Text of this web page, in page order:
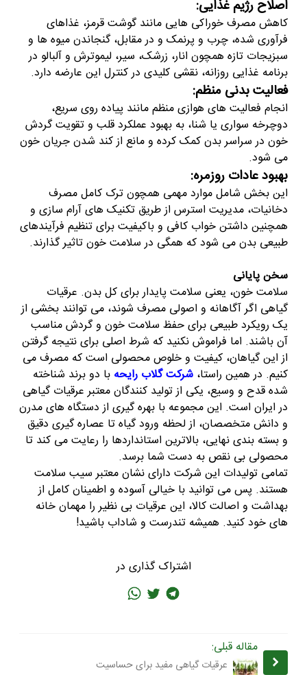
اصلاح رژیم غذایی:
کاهش مصرف خوراکی هایی مانند گوشت قرمز، غذاهای
فرآوری شده، چرب و پرنمک و در مقابل، گنجاندن میوه ها و
سبزیجات تازه همچون انار، زرشک، سیر، لیموترش و آلبالو در
برنامه غذایی روزانه، نقشی کلیدی در کنترل این عارضه دارد.
فعالیت بدنی منظم:
انجام فعالیت های هوازی منظم مانند پیاده روی سریع،
دوچرخه سواری یا شنا، به بهبود عملکرد قلب و تقویت گردش
خون در سراسر بدن کمک کرده و مانع از کند شدن جریان خون
می شود.
بهبود عادات روزمره:
این بخش شامل موارد مهمی همچون ترک کامل مصرف
دخانیات، مدیریت استرس از طریق تکنیک های آرام سازی و
همچنین داشتن خواب کافی و باکیفیت برای تنظیم فرآیندهای
طبیعی بدن می شود که همگی در سلامت خون تاثیر گذارند.
سخن پایانی
سلامت خون، یعنی سلامت پایدار برای کل بدن. عرقیات
گیاهی اگر آگاهانه و اصولی مصرف شوند، می توانند بخشی از
یک رویکرد طبیعی برای حفظ سلامت خون و گردش مناسب
آن باشند. اما فراموش نکنید که شرط اصلی برای نتیجه گرفتن
از این گیاهان، کیفیت و خلوص محصولی است که مصرف می
کنیم. در همین راستا، شرکت گلاب رایحه با دو برند شناخته
شده قدح و وسیع، یکی از تولید کنندگان معتبر عرقیات گیاهی
در ایران است. این مجموعه با بهره گیری از دستگاه های مدرن
و دانش متخصصان، از لحظه ورود گیاه تا عصاره گیری دقیق
و بسته بندی نهایی، بالاترین استانداردها را رعایت می کند تا
محصولی بی نقص به دست شما برسد.
تمامی تولیدات این شرکت دارای نشان معتبر سیب سلامت
هستند. پس می توانید با خیالی آسوده و اطمینان کامل از
بهداشت و اصالت کالا، این عرقیات بی نظیر را مهمان خانه
های خود کنید. همیشه تندرست و شاداب باشید!
اشتراک گذاری در
مقاله قبلی:
عرقیات گیاهی مفید برای حساسیت